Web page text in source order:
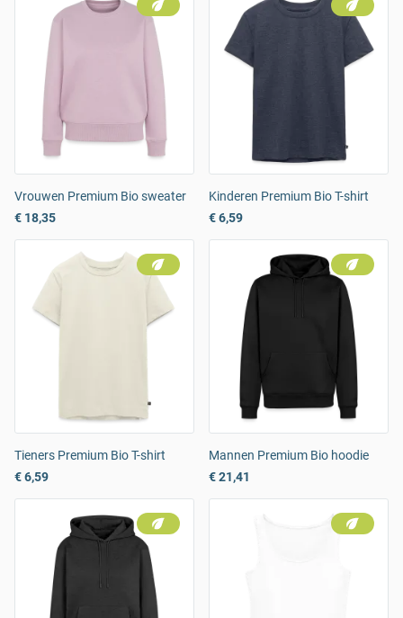
Vrouwen Premium Bio sweater
€ 18,35
Kinderen Premium Bio T-shirt
€ 6,59
Tieners Premium Bio T-shirt
€ 6,59
Mannen Premium Bio hoodie
€ 21,41